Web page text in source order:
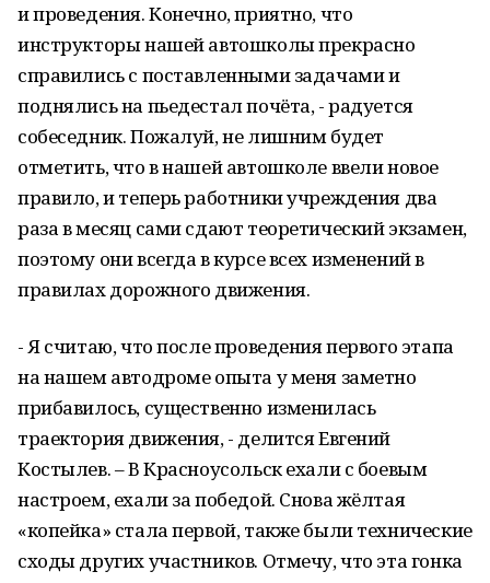
и проведения. Конечно, приятно, что
инструкторы нашей автошколы прекрасно
справились с поставленными задачами и
поднялись на пьедестал почёта, - радуется
собеседник. Пожалуй, не лишним будет
отметить, что в нашей автошколе ввели новое
правило, и теперь работники учреждения два
раза в месяц сами сдают теоретический экзамен,
поэтому они всегда в курсе всех изменений в
правилах дорожного движения.
- Я считаю, что после проведения первого этапа
на нашем автодроме опыта у меня заметно
прибавилось, существенно изменилась
траектория движения, - делится Евгений
Костылев. – В Красноусольск ехали с боевым
настроем, ехали за победой. Снова жёлтая
«копейка» стала первой, также были технические
сходы других участников. Отмечу, что эта гонка